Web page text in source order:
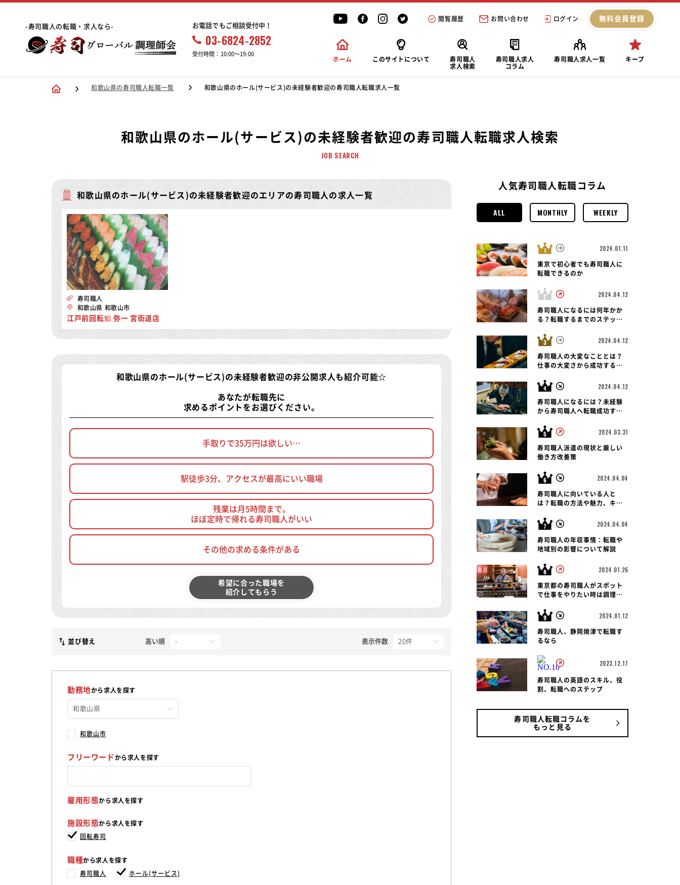
-寿司職人の転職・求人なら- お電話でもご相談受付中！
03-6824-2852
受付時間：10:00〜19:00
閲覧履歴 お問い合わせ ログイン 無料会員登録
ホーム このサイトについて
寿司職人
求人検索
寿司職人求人
コラム
寿司職人求人一覧 キープ
和歌山県の寿司職人転職一覧 和歌山県のホール(サービス)の未経験者歓迎の寿司職人転職求人一覧
和歌山県のホール(サービス)の未経験者歓迎の寿司職人転職求人検索
JOB SEARCH
和歌山県のホール(サービス)の未経験者歓迎のエリアの寿司職人の求人一覧
寿司職人
和歌山県 和歌山市
江戸前回転鮨 弥一 宮街道店
和歌山県のホール(サービス)の未経験者歓迎の非公開求人 も紹介可能☆
あなたが転職先に
求めるポイントをお選びください。
手取りで35万円は欲しい…
駅徒歩3分、アクセスが最高にいい職場
残業は月5時間まで。
ほぼ定時で帰れる寿司職人がいい
その他の求める条件がある
希望に合った職場を
紹介してもらう
並び替え 高い順 表示件数
勤務地から求人を探す
和歌山市
フリーワードから求人を探す
雇用形態から求人を探す
施設形態から求人を探す
回転寿司
職種から求人を探す
寿司職人 ホール(サービス)
人気寿司職人転職コラム
ALL MONTHLY WEEKLY
2024.01.11
東京で初心者でも寿司職人に
転職できるのか
2024.04.12
寿司職人になるには何年かか
る？転職するまでのステップ
2024.04.12
寿司職人の大変なこととは？
仕事の大変さから成功する転
2024.04.12
寿司職人になるには？未経験
から寿司職人へ転職成功する
2024.03.31
寿司職人派遣の現状と厳しい
働き方改善策
2024.04.04
寿司職人に向いている人と
は？転職の方法や魅力、キャ
説！
2024.04.04
寿司職人の年収事情：転職や
地域別の影響について解説
2024.01.26
東京都の寿司職人がスポット
で仕事をやりたい時は調理師
2024.01.12
寿司職人、静岡焼津で転職す
るなら
2023.12.17
寿司職人の英語のスキル、役
割、転職へのステップ
寿司職人転職コラムを
もっと見る